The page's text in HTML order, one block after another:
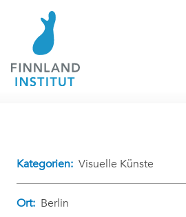
Kategorien: Visuelle Künste
Ort: Berlin